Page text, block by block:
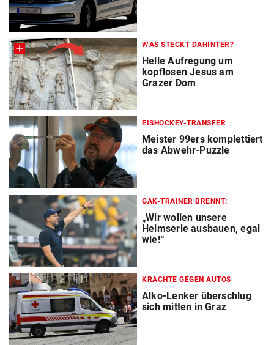
WAS STECKT DAHINTER?
Helle Aufregung um
kopflosen Jesus am
Grazer Dom
EISHOCKEY-TRANSFER
Meister 99ers komplettiert
das Abwehr-Puzzle
GAK-TRAINER BRENNT:
„Wir wollen unsere
Heimserie ausbauen, egal
wie!“
KRACHTE GEGEN AUTOS
Alko-Lenker überschlug
sich mitten in Graz